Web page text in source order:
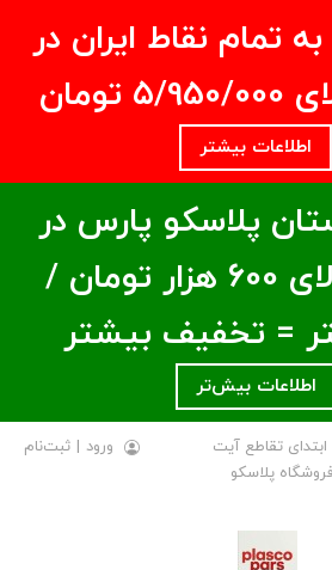
تمام نقاط ایران در
اطلاعات بیشتر
پلاسکو پارس در
خریدهای بالای ۶00 هزار تومان /
= تخفیف بیشتر
اطلاعات بیش‌تر
ابتدای تقاطع آیت
پلاسکو
ورود | ثبت‌نام